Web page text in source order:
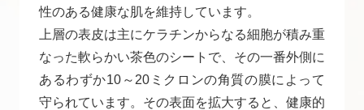
性のある健康な肌を維持しています。
上層の表皮は主にケラチンからなる細胞が積み重
なった軟らかい茶色のシートで、その一番外側に
あるわずか10～20ミクロンの角質の膜によって
守られています。その表面を拡大すると、健康的